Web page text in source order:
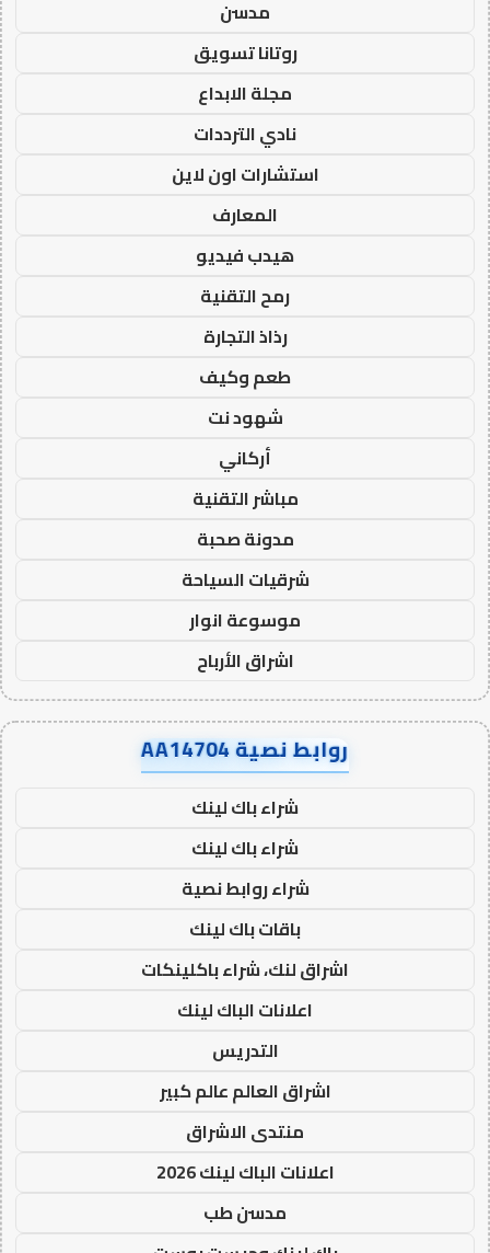
مدسن
روتانا تسويق
مجلة الابداع
نادي الترددات
استشارات اون لاين
المعارف
هيدب فيديو
رمح التقنية
رذاذ التجارة
طعم وكيف
شهود نت
أركاني
مباشر التقنية
مدونة صحبة
شرقيات السياحة
موسوعة انوار
اشراق الأرباح
روابط نصية AA14704
شراء باك لينك
شراء باك لينك
شراء روابط نصية
باقات باك لينك
اشراق لنك، شراء باكلينكات
اعلانات الباك لينك
التدريس
اشراق العالم عالم كبير
منتدى الاشراق
اعلانات الباك لينك 2026
مدسن طب